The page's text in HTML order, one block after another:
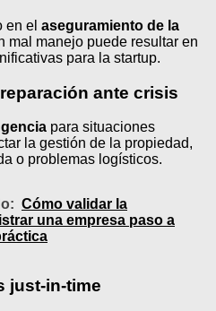
en el aseguramiento de la
mal manejo puede resultar en
para la startup.
ante crisis
para situaciones
la gestión de la propiedad,
o problemas logísticos.
Cómo validar la
una empresa paso a
just-in-time